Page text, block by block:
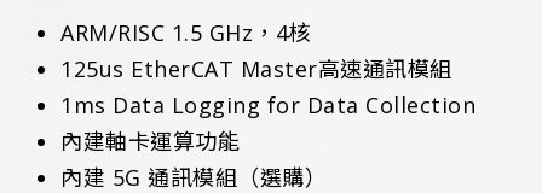
ARM/RISC 1.5 GHz，4核
125us EtherCAT Master高速通訊模組
1ms Data Logging for Data Collection
內建軸卡運算功能
內建 5G 通訊模組（選購）